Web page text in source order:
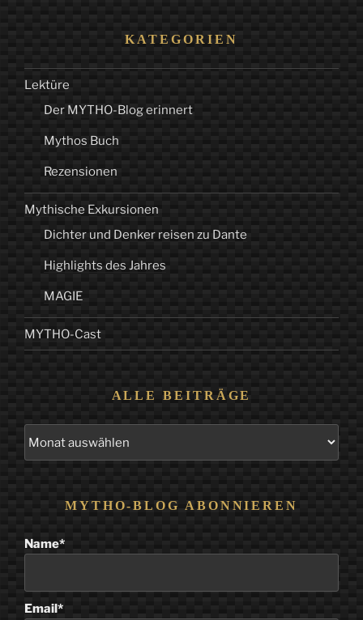
Impression
aus
Benediktbeuern“
KATEGORIEN
Lektüre
Der MYTHO-Blog erinnert
Mythos Buch
Rezensionen
Mythische Exkursionen
Dichter und Denker reisen zu Dante
Highlights des Jahres
MAGIE
MYTHO-Cast
ALLE BEITRÄGE
MYTHO-BLOG ABONNIEREN
Name*
Email*